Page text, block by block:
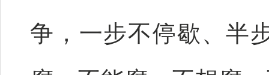
争，一步不停歇、半